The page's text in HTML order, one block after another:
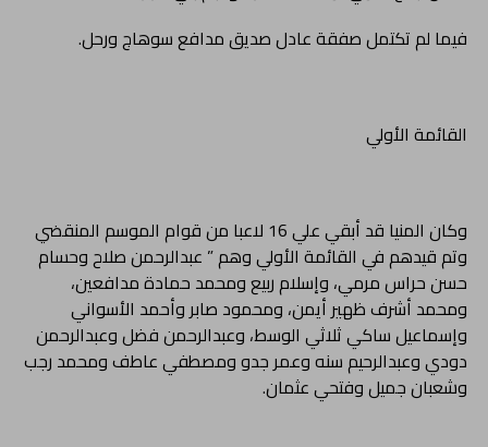
فيما لم تكتمل صفقة عادل صديق مدافع سوهاج ورحل.
القائمة الأولي
وكان المنيا قد أبقي علي 16 لاعبا من قوام الموسم المنقضي
وتم قيدهم في القائمة الأولي وهم ” عبدالرحمن صلاح وحسام
حسن حراس مرمي، وإسلام ربيع ومحمد حمادة مدافعين،
ومحمد أشرف ظهير أيمن، ومحمود صابر وأحمد الأسواني
وإسماعيل ساكي ثلاثي الوسط، وعبدالرحمن فضل وعبدالرحمن
دودي وعبدالرحيم سنه وعمر جدو ومصطفي عاطف ومحمد رجب
وشعبان جميل وفتحي عثمان.